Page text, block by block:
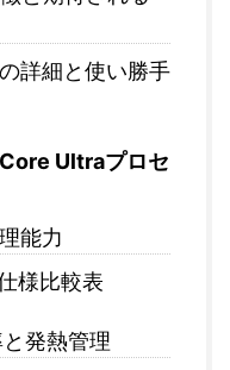
詳細と使い勝手
Ultraプロセ
能力
様比較表
発熱管理